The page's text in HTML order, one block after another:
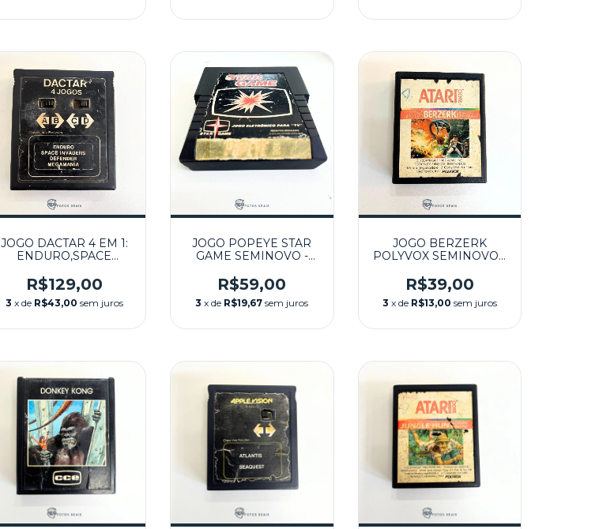
JOGO DACTAR 4 EM 1:
ENDURO,SPACE
SEMINOVO - ATARI
R$129,00
3 x de R$43,00 sem juros
JOGO POPEYE STAR
GAME SEMINOVO -
R$59,00
3 x de R$19,67 sem juros
JOGO BERZERK
POLYVOX SEMINOVO -
R$39,00
3 x de R$13,00 sem juros